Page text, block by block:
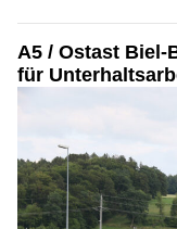
A5 / Ostast Biel-
für